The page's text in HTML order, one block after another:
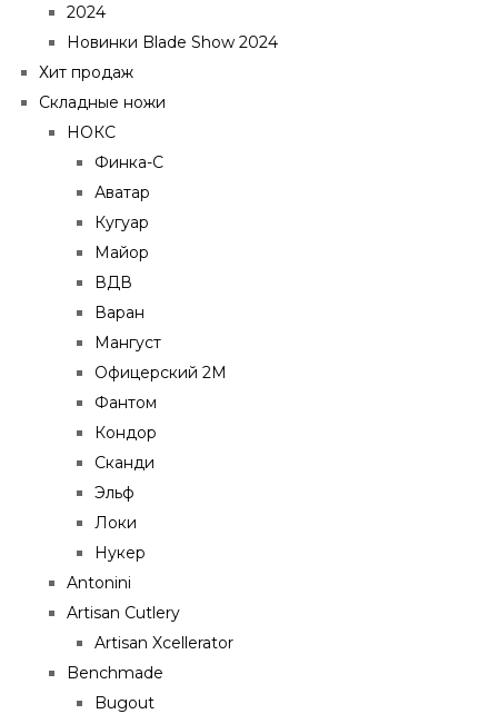
2024
Новинки Blade Show 2024
Хит продаж
Складные ножи
НОКС
Финка-С
Аватар
Кугуар
Майор
ВДВ
Варан
Мангуст
Офицерский 2М
Фантом
Кондор
Сканди
Эльф
Локи
Нукер
Antonini
Artisan Cutlery
Artisan Xcellerator
Benchmade
Bugout